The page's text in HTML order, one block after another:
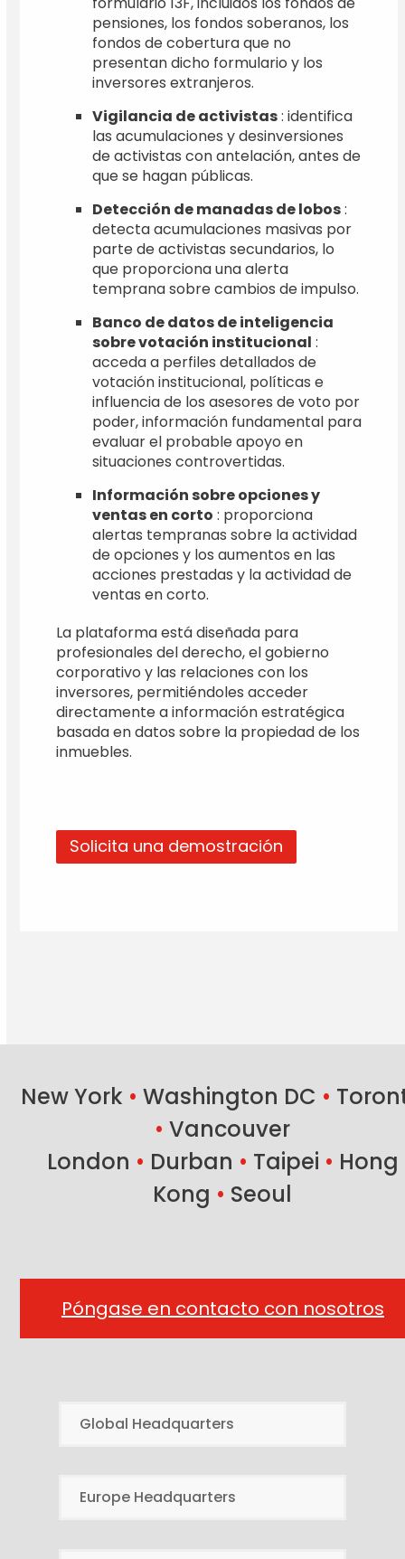
pensiones, los fondos soberanos, los
fondos de cobertura que no
presentan dicho formulario y los
inversores extranjeros.
Vigilancia de activistas: identifica
las acumulaciones y desinversiones
de activistas con antelación, antes de
que se hagan públicas.
Detección de manadas de lobos:
detecta acumulaciones masivas por
parte de activistas secundarios, lo
que proporciona una alerta
temprana sobre cambios de impulso.
Banco de datos de inteligencia
sobre votación institucional :
acceda a perfiles detallados de
votación institucional, políticas e
influencia de los asesores de voto por
poder, información fundamental para
evaluar el probable apoyo en
situaciones controvertidas.
Información sobre opciones y
ventas en corto : proporciona
alertas tempranas sobre la actividad
de opciones y los aumentos en las
acciones prestadas y la actividad de
ventas en corto.
La plataforma está diseñada para
profesionales del derecho, el gobierno
corporativo y las relaciones con los
inversores, permitiéndoles acceder
directamente a información estratégica
basada en datos sobre la propiedad de los
inmuebles.
Solicita una demostración
New York • Washington DC •
• Vancouver
London • Durban • Taipei • Hong
Kong • Seoul
Póngase en contacto con nosotros
Global Headquarters
Europe Headquarters